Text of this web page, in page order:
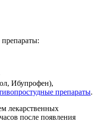
Ибупрофен),
препараты.
лекарственных
после появления